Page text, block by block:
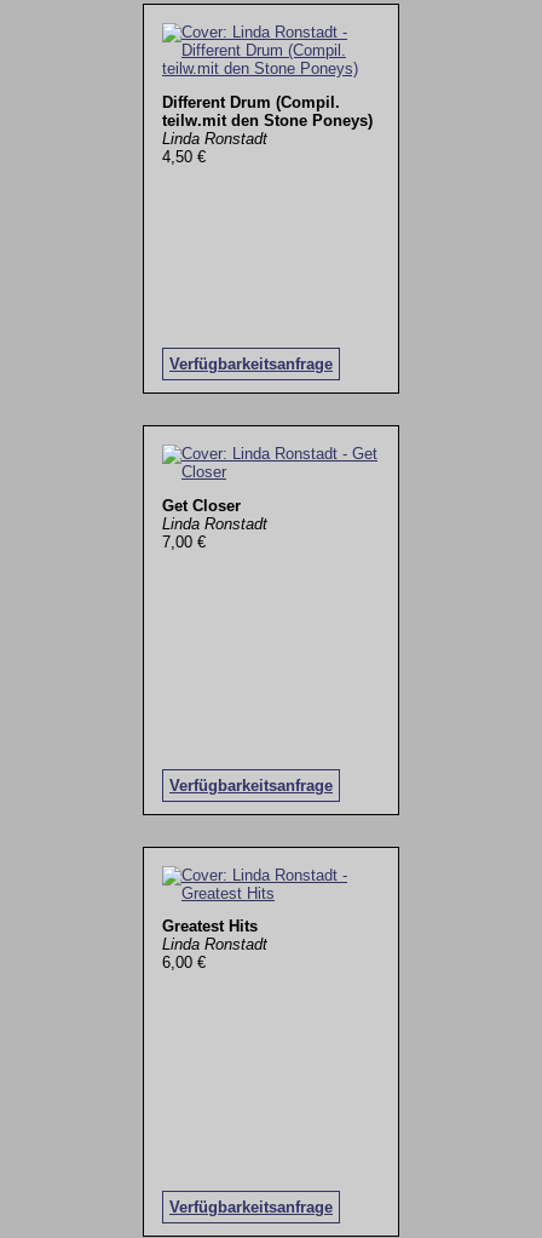
Different Drum (Compil.
teilw.mit den Stone Poneys)
Linda Ronstadt
4,50 €
Verfügbarkeitsanfrage
Get Closer
Linda Ronstadt
7,00 €
Verfügbarkeitsanfrage
Greatest Hits
Linda Ronstadt
6,00 €
Verfügbarkeitsanfrage